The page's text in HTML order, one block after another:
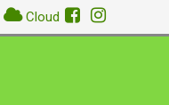
Cloud